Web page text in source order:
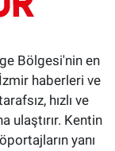
Bölgesi'nin en
haberleri ve
hızlı ve
ulaştırır. Kentin
yanı